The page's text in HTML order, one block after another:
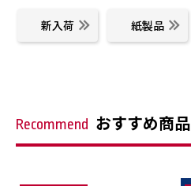
新入荷 紙製品
Recommend おすすめ商品